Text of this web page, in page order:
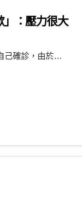
」：壓力很大
己確診，由於…